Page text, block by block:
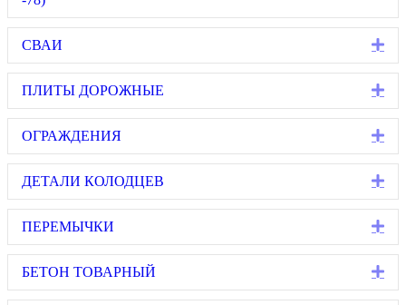
СВАИ
ПЛИТЫ ДОРОЖНЫЕ
ОГРАЖДЕНИЯ
ДЕТАЛИ КОЛОДЦЕВ
ПЕРЕМЫЧКИ
БЕТОН ТОВАРНЫЙ